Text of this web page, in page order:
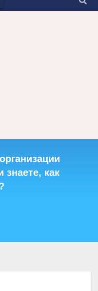
знаете, как